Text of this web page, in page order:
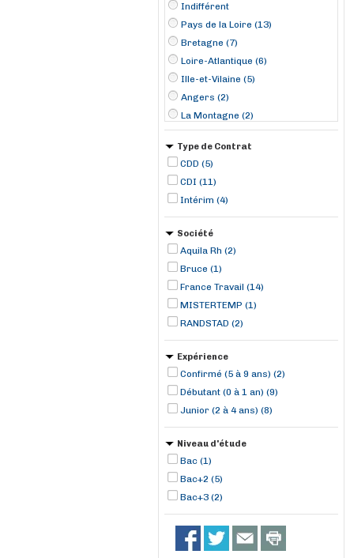
Indifférent
Pays de la Loire (13)
Bretagne (7)
Loire-Atlantique (6)
Ille-et-Vilaine (5)
Angers (2)
La Montagne (2)
Nantes (2)
Allaire (1)
Chartres-de-Bretagne (1)
Cheix-en-Retz (1)
Guichen (1)
Type de Contrat
CDD (5)
CDI (11)
Intérim (4)
Société
Aquila Rh (2)
Bruce (1)
France Travail (14)
MISTERTEMP (1)
RANDSTAD (2)
Expérience
Confirmé (5 à 9 ans) (2)
Débutant (0 à 1 an) (9)
Junior (2 à 4 ans) (8)
Niveau d'étude
Bac (1)
Bac+2 (5)
Bac+3 (2)